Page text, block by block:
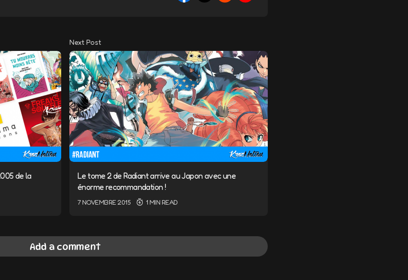
de la
Next Post
Le tome 2 de Radiant arrive au Japon avec une
énorme recommandation !
7 NOVEMBRE 2015 1 MIN READ
Add a comment